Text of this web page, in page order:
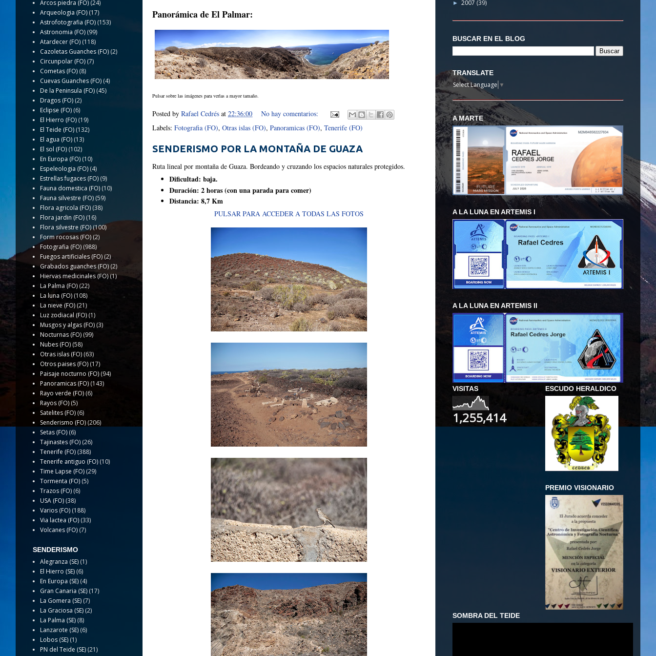
Panorámica de El Palmar:
Pulsar sobre las imágenes para verlas a mayor tamaño.
Posted by Rafael Cedrés at 22:36:00
No hay comentarios:
Labels: Fotografia (FO), Otras islas (FO), Panoramicas (FO), Tenerife (FO)
SENDERISMO POR LA MONTAÑA DE GUAZA
Ruta lineal por montaña de Guaza. Bordeando y cruzando los espacios naturales protegidos.
Dificultad: baja.
Duración: 2 horas (con una parada para comer)
Distancia: 8,7 Km
PULSAR PARA ACCEDER A TODAS LAS FOTOS
Arcos piedra (FO) (24)
Arqueologia (FO) (17)
Astrofotografia (FO) (153)
Astronomia (FO) (99)
Atardecer (FO) (118)
Cazoletas Guanches (FO) (2)
Circunpolar (FO) (7)
Cometas (FO) (8)
Cuevas Guanches (FO) (4)
De la Peninsula (FO) (45)
Dragos (FO) (2)
Eclipse (FO) (6)
El Hierro (FO) (19)
El Teide (FO) (132)
El agua (FO) (13)
El sol (FO) (102)
En Europa (FO) (10)
Espeleologia (FO) (4)
Estrellas fugaces (FO) (9)
Fauna domestica (FO) (10)
Fauna silvestre (FO) (59)
Flora agricola (FO) (38)
Flora jardin (FO) (16)
Flora silvestre (FO)(100)
Form rocosas (FO) (2)
Fotografia (FO) (988)
Fuegos artificiales (FO) (2)
Grabados guanches (FO) (2)
Hiervas medicinales (FO)(1)
La Palma (FO) (22)
La luna (FO) (108)
La nieve (FO) (21)
Luz zodiacal (FO) (1)
Musgos y algas (FO) (3)
Nocturnas (FO) (99)
Nubes (FO) (58)
Otras islas (FO) (63)
Otros paises (FO) (17)
Paisaje nocturno (FO) (94)
Panoramicas (FO) (143)
Rayo verde (FO) (6)
Rayos (FO) (5)
Satelites (FO) (6)
Senderismo (FO) (206)
Setas (FO) (6)
Tajinastes (FO) (26)
Tenerife (FO) (388)
Tenerife antiguo (FO) (10)
Time Lapse (FO) (29)
Tormenta (FO) (5)
Trazos (FO) (6)
USA (FO) (38)
Varios (FO) (188)
Via lactea (FO) (33)
Volcanes (FO) (7)
SENDERISMO
Alegranza (SE) (1)
El Hierro (SE) (6)
En Europa (SE) (4)
Gran Canaria (SE) (17)
La Gomera (SE) (7)
La Graciosa (SE) (2)
La Palma (SE) (8)
Lanzarote (SE) (6)
Lobos (SE) (1)
PN del Teide (SE) (21)
► 2007 (39)
BUSCAR EN EL BLOG
TRANSLATE
Select Language ▼
A MARTE
A LA LUNA EN ARTEMIS I
A LA LUNA EN ARTEMIS II
VISITAS
1,255,414
ESCUDO HERALDICO
PREMIO VISIONARIO
SOMBRA DEL TEIDE